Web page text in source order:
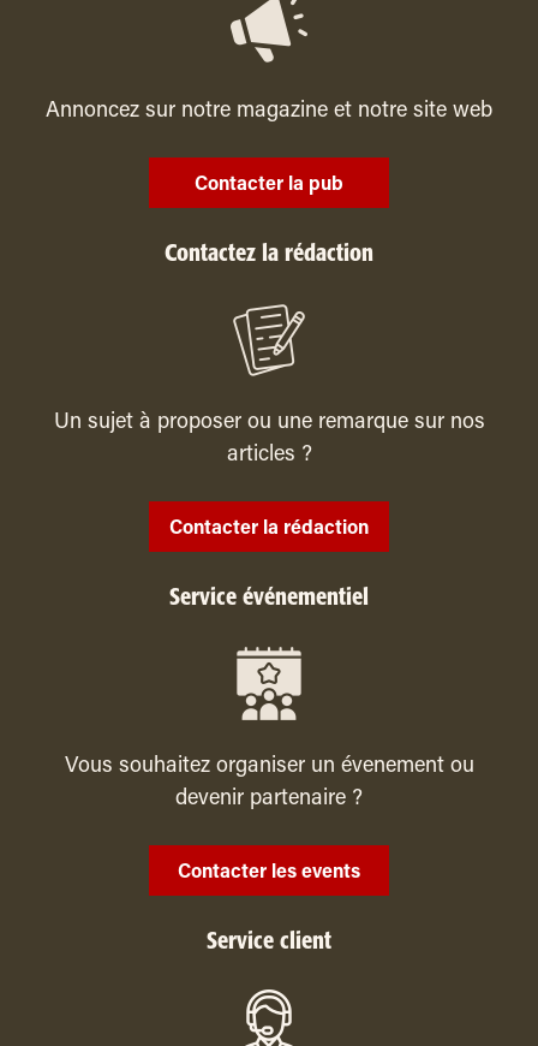
Annoncez sur notre magazine et notre site web
Contacter la pub
Contactez la rédaction
Un sujet à proposer ou une remarque sur nos
articles ?
Contacter la rédaction
Service événementiel
Vous souhaitez organiser un évenement ou
devenir partenaire ?
Contacter les events
Service client